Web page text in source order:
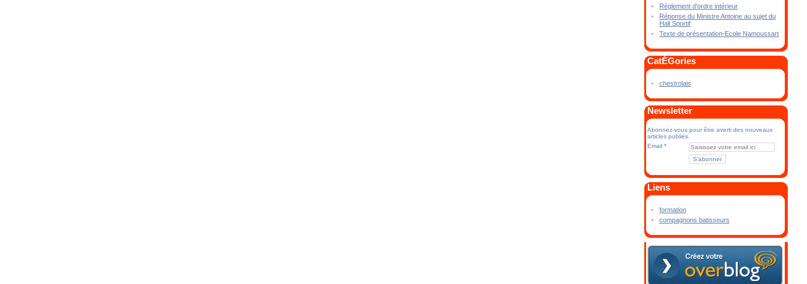
Réglement d'ordre intérieur
Réponse du Ministre Antoine au sujet du
Hall Sportif
Texte de présentation-Ecole Namoussart
CatÉGories
chestrolais
Newsletter
Abonnez-vous pour être averti des nouveaux
articles publiés.
Email
Liens
formation
compagnons batisseurs